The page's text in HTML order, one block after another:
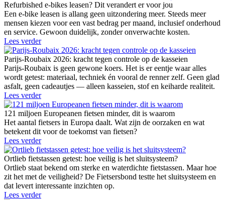
Refurbished e-bikes leasen? Dit verandert er voor jou
Een e-bike leasen is allang geen uitzondering meer. Steeds meer
mensen kiezen voor een vast bedrag per maand, inclusief onderhoud
en service. Gewoon duidelijk, zonder onverwachte kosten.
Lees verder
Parijs-Roubaix 2026: kracht tegen controle op de kasseien
Parijs-Roubaix is geen gewone koers. Het is er eentje waar alles
wordt getest: materiaal, techniek én vooral de renner zelf. Geen glad
asfalt, geen cadeautjes — alleen kasseien, stof en keiharde realiteit.
Lees verder
121 miljoen Europeanen fietsen minder, dit is waarom
Het aantal fietsers in Europa daalt. Wat zijn de oorzaken en wat
betekent dit voor de toekomst van fietsen?
Lees verder
Ortlieb fietstassen getest: hoe veilig is het sluitsysteem?
Ortlieb staat bekend om sterke en waterdichte fietstassen. Maar hoe
zit het met de veiligheid? De Fietsersbond testte het sluitsysteem en
dat levert interessante inzichten op.
Lees verder